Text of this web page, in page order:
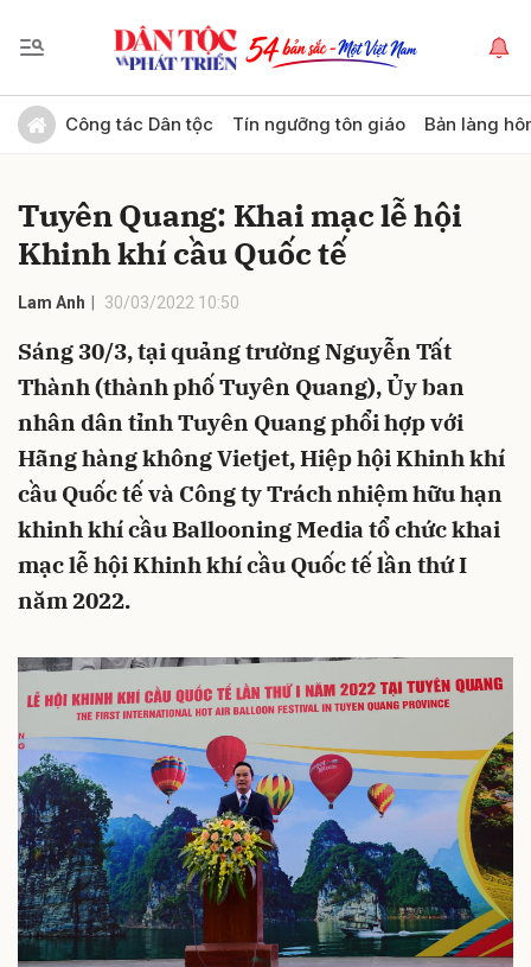
Công tác Dân tộc Tín ngưỡng tôn giáo Bản làng
Tuyên Quang: Khai mạc lễ hội
Khinh khí cầu Quốc tế
Lam Anh 30/03/2022 10:50
Sáng 30/3, tại quảng trường Nguyễn Tất
Thành (thành phố Tuyên Quang), Ủy ban
nhân dân tỉnh Tuyên Quang phổi hợp với
Hãng hàng không Vietjet, Hiệp hội Khinh khí
cầu Quốc tế và Công ty Trách nhiệm hữu hạn
khinh khí cầu Ballooning Media tổ chức khai
mạc lễ hội Khinh khí cầu Quốc tế lần thứ I
năm 2022.
Gửi bình luận
Hủy